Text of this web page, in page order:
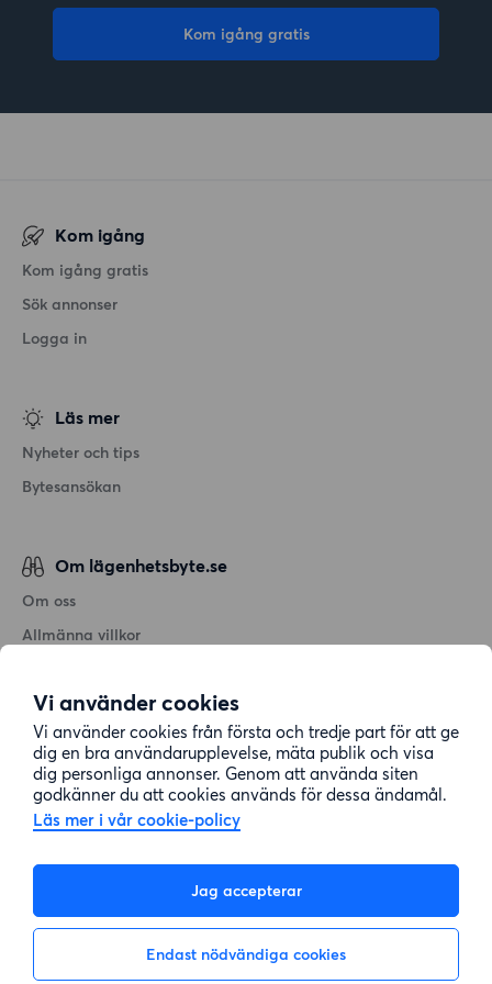
Vi använder cookies
Vi använder cookies från första och tredje part för att ge
dig en bra användarupplevelse, mäta publik och visa
dig personliga annonser. Genom att använda siten
godkänner du att cookies används för dessa ändamål.
Läs mer i vår cookie-policy
Jag accepterar
Endast nödvändiga cookies
Kom igång gratis
Kom igång
Kom igång gratis
Sök annonser
Logga in
Läs mer
Nyheter och tips
Bytesansökan
Om lägenhetsbyte.se
Om oss
Allmänna villkor
Cookiepolicy
Sitemap
Kundtjänst
08-22 00 90
E-post: